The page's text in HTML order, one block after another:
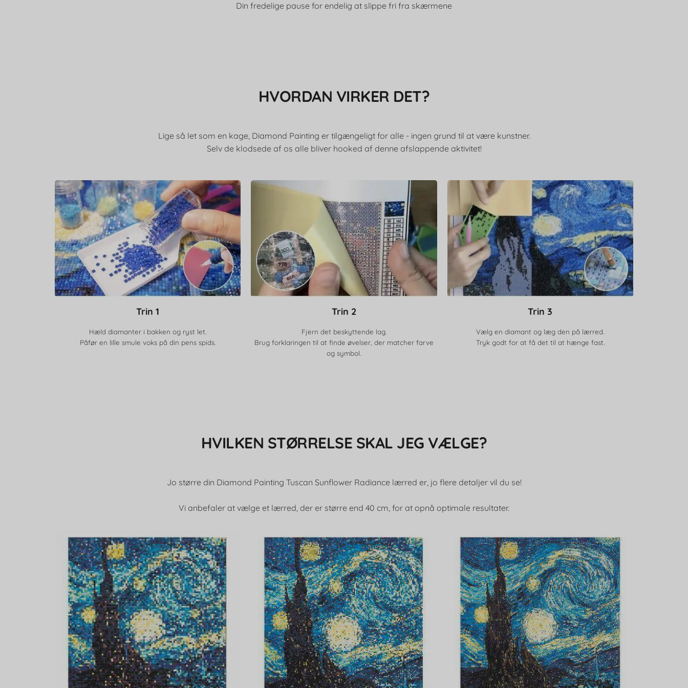
Din fredelige pause for endelig at slippe fri fra skærmene
HVORDAN VIRKER DET?
Lige så let som en kage, Diamond Painting er tilgængeligt for alle - ingen grund til at være kunstner.
Selv de klodsede af os alle bliver hooked af denne afslappende aktivitet!
Trin 1
Hæld diamanter i bakken og ryst let.
Påfør en lille smule voks på din pens spids.
Trin 2
Fjern det beskyttende lag.
Brug forklaringen til at finde øvelser, der matcher farve
og symbol.
Trin 3
Vælg en diamant og læg den på lærred.
Tryk godt for at få det til at hænge fast.
HVILKEN STØRRELSE SKAL JEG VÆLGE?
Jo større din Diamond Painting Tuscan Sunflower Radiance lærred er, jo flere detaljer vil du se!
Vi anbefaler at vælge et lærred, der er større end 40 cm, for at opnå optimale resultater.